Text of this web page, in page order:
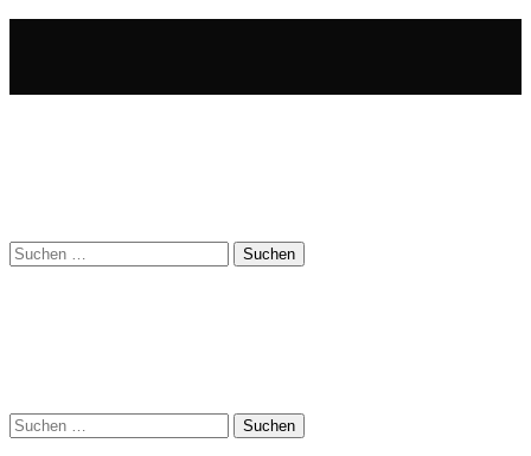
Suchen
nach:
Suchen
nach: